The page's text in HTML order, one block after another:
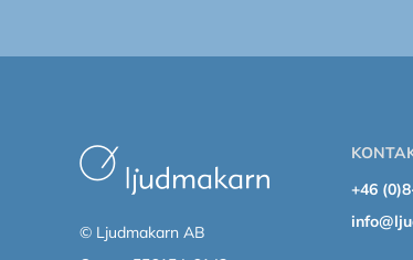
© Ljudmakarn AB
+46